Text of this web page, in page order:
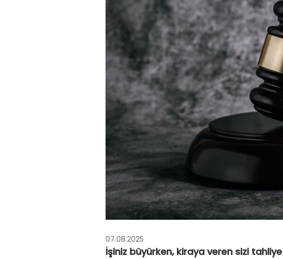
07.08.2025
İşiniz büyürken, kiraya veren sizi